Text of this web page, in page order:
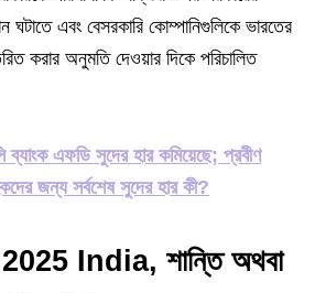
ঘটাতে এবং বেসরকারি কোম্পানিগুলিকে ভারতের
করার অনুমতি দেওয়ার দিকে পরিচালিত
এফডি সুদের হার কমিয়েছে; প্রবীণ
জন্য সর্বশেষ সুদের হার কী?
India, শান্তি অথবা